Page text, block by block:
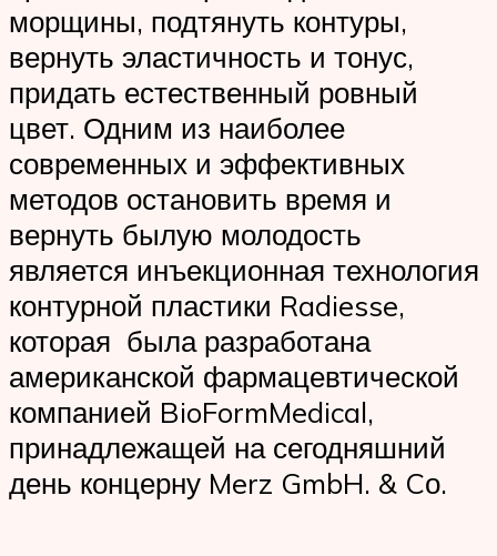
морщины, подтянуть контуры,
вернуть эластичность и тонус,
придать естественный ровный
цвет. Одним из наиболее
современных и эффективных
методов остановить время и
вернуть былую молодость
является инъекционная технология
контурной пластики Radiesse,
которая была разработана
американской фармацевтической
компанией BioFormMedical,
принадлежащей на сегодняшний
день концерну Merz GmbH. & Cо.